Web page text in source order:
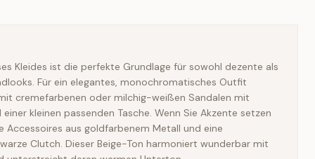
Kleides ist die perfekte Grundlage für sowohl dezente als
Für ein elegantes, monochromatisches Outfit
cremefarbenen oder milchig-weißen Sandalen mit
kleinen passenden Tasche. Wenn Sie Akzente setzen
Accessoires aus goldfarbenem Metall und eine
Clutch. Dieser Beige-Ton harmoniert wunderbar mit